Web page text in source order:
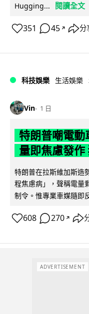
Hugging...
閱讀全文
351 45 ↗ 分
科技娛樂 生活娛樂
Vin 1 日
特朗普嘲電動
量即焦慮發作
特朗普在拉斯維加斯造
程焦慮病」，聲稱電量
制令。惟專業車媒隨即
608 270 ↗
ADVERTISEMENT